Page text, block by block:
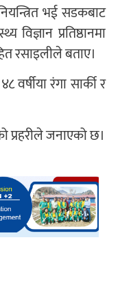
भई सडकबाट
प्रतिष्ठानमा
रसाइलीले बताए।
वर्षीया रंगा सार्की र
प्रहरीले जनाएको छ।